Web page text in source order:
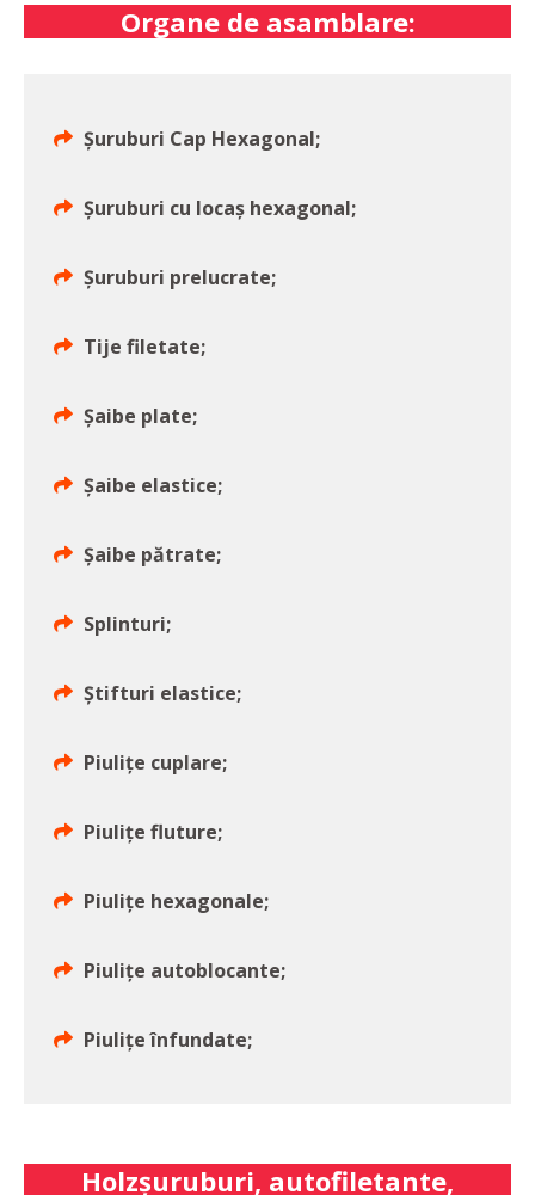
Organe de asamblare:
Șuruburi Cap Hexagonal;
Șuruburi cu locaș hexagonal;
Șuruburi prelucrate;
Tije filetate;
Șaibe plate;
Șaibe elastice;
Șaibe pătrate;
Splinturi;
Știfturi elastice;
Piulițe cuplare;
Piulițe fluture;
Piulițe hexagonale;
Piulițe autoblocante;
Piulițe înfundate;
Holzșuruburi, autofiletante,